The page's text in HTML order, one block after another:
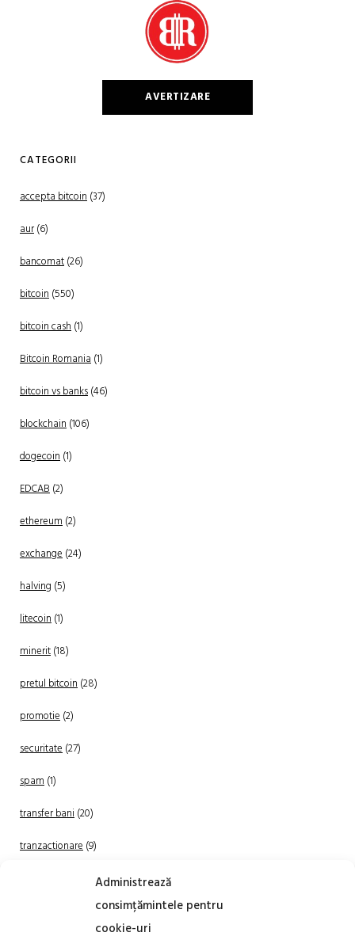
Administrează
consimțămintele pentru
cookie-uri
AVERTIZARE
CATEGORII
accepta bitcoin(37)
aur(6)
bancomat(26)
bitcoin(550)
bitcoin cash(1)
Bitcoin Romania(1)
bitcoin vs banks(46)
blockchain(106)
dogecoin(1)
EDCAB(2)
ethereum(2)
exchange(24)
halving (5)
litecoin(1)
minerit(18)
pretul bitcoin(28)
promotie(2)
securitate(27)
spam(1)
transfer bani(20)
tranzactionare(9)
(20)